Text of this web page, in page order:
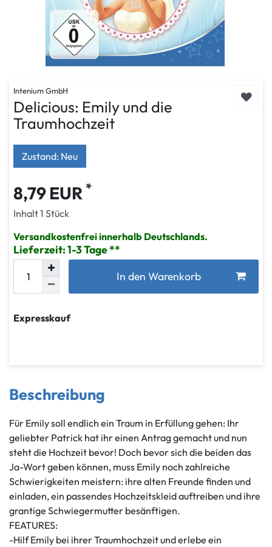
Intenium GmbH
Delicious: Emily und die
Traumhochzeit
Zustand: Neu
8,79 EUR *
Inhalt1 Stück
Versandkostenfrei innerhalb Deutschlands.
Lieferzeit: 1-3 Tage
In den Warenkorb
Expresskauf
Beschreibung
Für Emily soll endlich ein Traum in Erfüllung gehen: Ihr
geliebter Patrick hat ihr einen Antrag gemacht und nun
steht die Hochzeit bevor! Doch bevor sich die beiden das
Ja-Wort geben können, muss Emily noch zahlreiche
Schwierigkeiten meistern: ihre alten Freunde finden und
einladen, ein passendes Hochzeitskleid auftreiben und ihre
grantige Schwiegermutter besänftigen.
FEATURES:
-Hilf Emily bei ihrer Traumhochzeit und erlebe ein